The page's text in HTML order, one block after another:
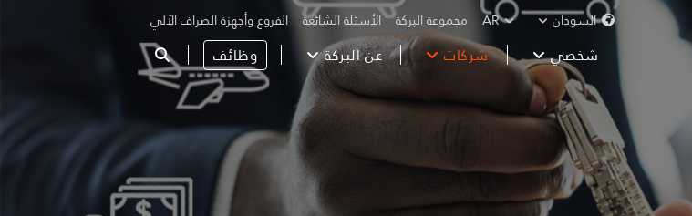
السودان AR مجموعة البركة الأسئلة الشائعة الفروع وأجهزة الصراف الآلي
شخصي شركات عن البركة وظائف